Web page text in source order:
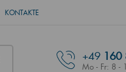
KONTAKTE
+49 160
Mo - Fr: 8 -